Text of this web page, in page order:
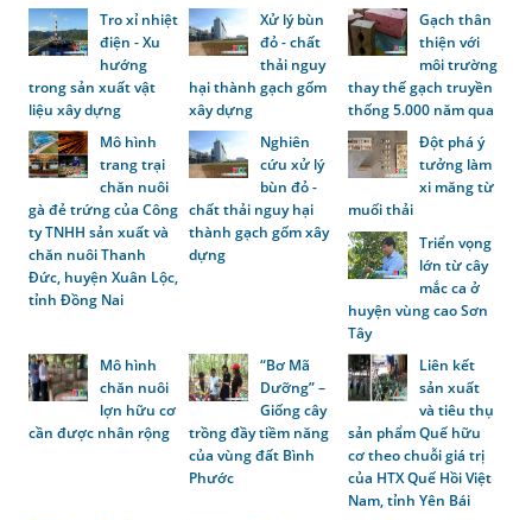
Tro xỉ nhiệt
điện - Xu
hướng
trong sản xuất vật
liệu xây dựng
Xử lý bùn
đỏ - chất
thải nguy
hại thành gạch gốm
xây dựng
Gạch thân
thiện với
môi trường
thay thế gạch truyền
thống 5.000 năm qua
Mô hình
trang trại
chăn nuôi
gà đẻ trứng của Công
ty TNHH sản xuất và
chăn nuôi Thanh
Đức, huyện Xuân Lộc,
tỉnh Đồng Nai
Nghiên
cứu xử lý
bùn đỏ -
chất thải nguy hại
thành gạch gốm xây
dựng
Đột phá ý
tưởng làm
xi măng từ
muối thải
Triển vọng
lớn từ cây
mắc ca ở
huyện vùng cao Sơn
Tây
Mô hình
chăn nuôi
lợn hữu cơ
cần được nhân rộng
“Bơ Mã
Dưỡng” –
Giống cây
trồng đầy tiềm năng
của vùng đất Bình
Phước
Liên kết
sản xuất
và tiêu thụ
sản phẩm Quế hữu
cơ theo chuỗi giá trị
của HTX Quế Hồi Việt
Nam, tỉnh Yên Bái